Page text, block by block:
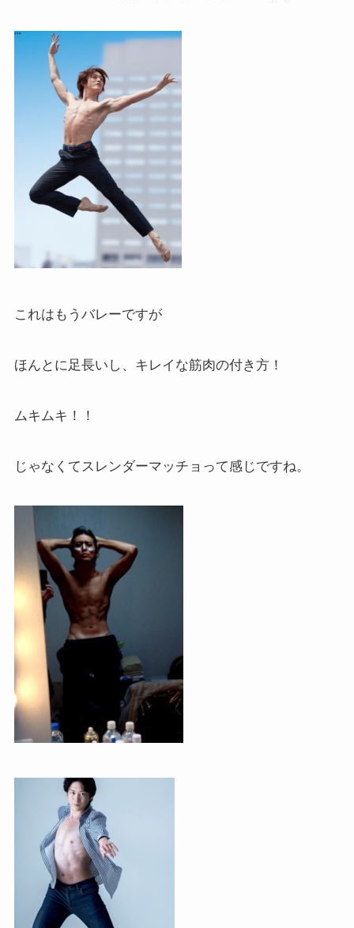
これはもうバレーですが
ほんとに足長いし、キレイな筋肉の付き方！
ムキムキ！！
じゃなくてスレンダーマッチョって感じですね。